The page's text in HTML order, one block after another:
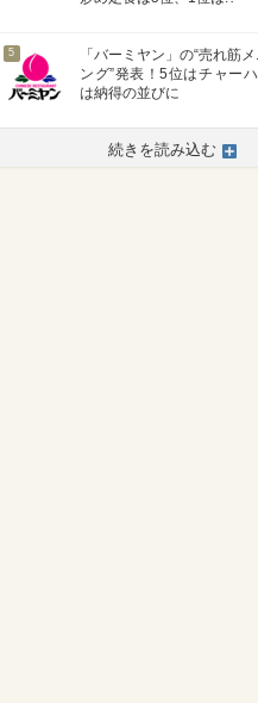
5
「バーミヤン」の“売れ筋
ング”発表！5位はチャー
は納得の並びに
続きを読み込む